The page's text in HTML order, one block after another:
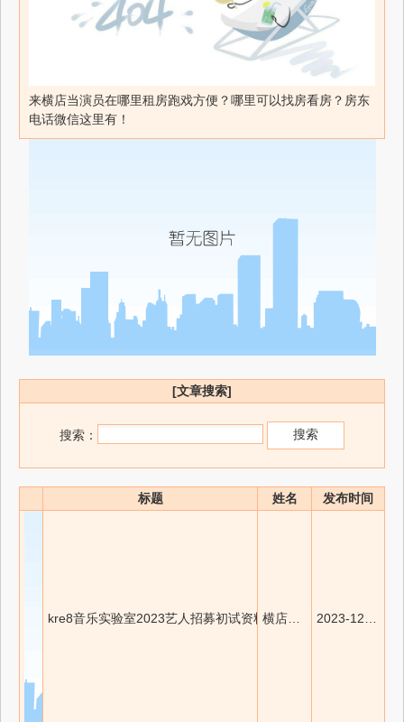
来横店当演员在哪里租房跑戏方便？哪里可以找房看房？房东
电话微信这里有！
[文章搜索]
搜索：
标题 姓名 发布时间
kre8音乐实验室2023艺人招募初试资料收集即将截止！